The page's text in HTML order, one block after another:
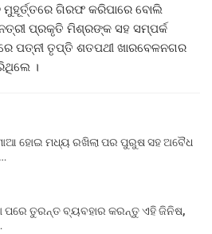
ଗିରଫ କରିପାରେ ବୋଲି
ପ୍ରକୃତି ମିଶ୍ରଙ୍କ ସହ ସମ୍ପର୍କ
ପତ୍ନୀ ତୃପ୍ତି ଶତପଥୀ ଖାରବେଳନଗର
।
ହୋଇ ମଧ୍ୟ ରଖିଲା ପର ପୁରୁଷ ସହ ଅବୈଧ
ପରେ ତୁରନ୍ତ ବ୍ୟବହାର କରନ୍ତୁ ଏହି ଜିନିଷ,